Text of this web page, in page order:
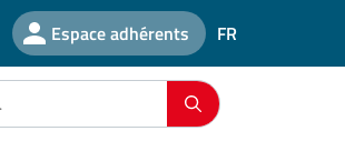
Espace adhérents FR